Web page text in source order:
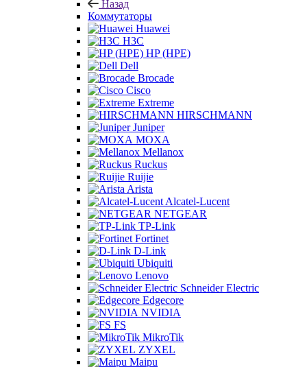
Назад
Коммутаторы
Huawei
H3C
HP (HPE)
Dell
Brocade
Cisco
Extreme
HIRSCHMANN
Juniper
MOXA
Mellanox
Ruckus
Ruijie
Arista
Alcatel-Lucent
NETGEAR
TP-Link
Fortinet
D-Link
Ubiquiti
Lenovo
Schneider Electric
Edgecore
NVIDIA
FS
MikroTik
ZYXEL
Maipu